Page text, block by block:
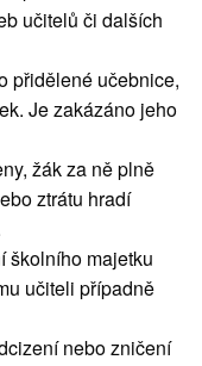
učitelů či dalších
přidělené učebnice,
Je zakázáno jeho
žák za ně plně
ztrátu hradí
školního majetku
učiteli případně
nebo zničení